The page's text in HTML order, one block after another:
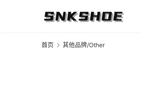
首页 其他品牌/Other